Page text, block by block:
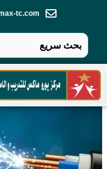
المحتوى
tc.com